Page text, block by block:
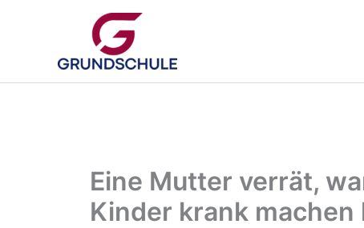
Eine Mutter verrät,
Kinder krank machen